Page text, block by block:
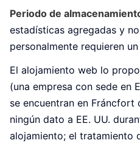
Periodo de
estadísticas agregadas y
personalmente requieren
El alojamiento web lo
(una empresa con sede en
se encuentran en Fráncfort
ningún dato a EE. UU.
alojamiento; el tratamiento